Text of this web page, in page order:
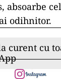
, absoarbe
odihnitor.
curent cu